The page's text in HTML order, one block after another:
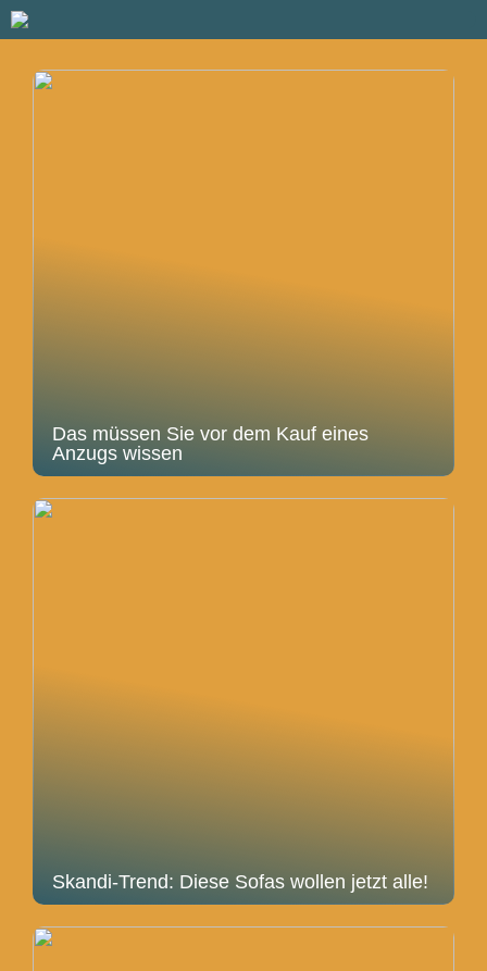
Das müssen Sie vor dem Kauf eines
Anzugs wissen
Skandi-Trend: Diese Sofas wollen jetzt alle!